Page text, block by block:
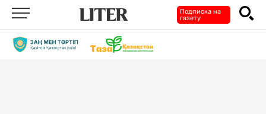
Подписка на
газету